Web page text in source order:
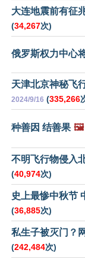
大连地震前有征
(34,267次)
俄罗斯权力中心
天津北京神秘飞
2024/9/16 (335,266
种善因 结善果 🖼️
不明飞行物侵入
(40,974次)
史上最惨中秋节
(36,885次)
私生子被灭门？
(242,484次)